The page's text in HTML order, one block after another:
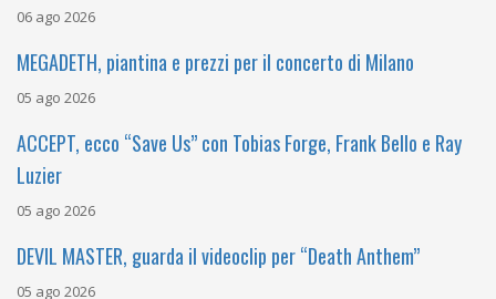
06 ago 2026
MEGADETH, piantina e prezzi per il concerto di Milano
05 ago 2026
ACCEPT, ecco “Save Us” con Tobias Forge, Frank Bello e Ray
Luzier
05 ago 2026
DEVIL MASTER, guarda il videoclip per “Death Anthem”
05 ago 2026